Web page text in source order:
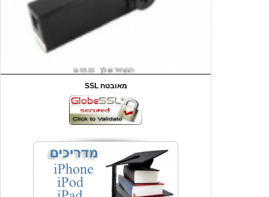
שעון יד לילדים קוף \תכלת
₪90.00 מחיר שוק
₪49.00 המחיר כולל משלוח :
כיסוי אחורי לאייפון 4/4S
SSL מאובטח